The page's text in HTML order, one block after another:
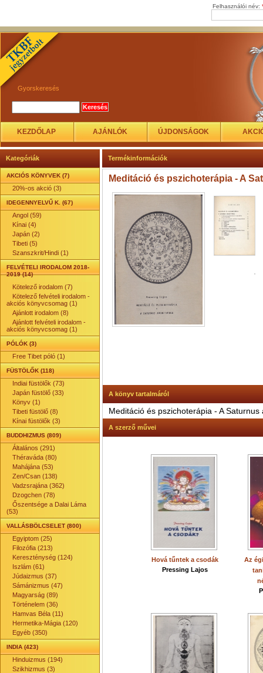
Felhasználói név:
Gyorskeresés
KEZDŐLAP AJÁNLÓK ÚJDONSÁGOK
Kategóriák
AKCIÓS KÖNYVEK (7)
20%-os akció (3)
IDEGENNYELVŰ K. (67)
Angol (59)
Kínai (4)
Japán (2)
Tibeti (5)
Szanszkrit/Hindi (1)
FELVÉTELI IRODALOM 2018-
2019 (14)
Kötelező irodalom (7)
Kötelező felvételi irodalom -
akciós könyvcsomag (1)
Ajánlott irodalom (8)
Ajánlott felvételi irodalom -
akciós könyvcsomag (1)
PÓLÓK (3)
Free Tibet póló (1)
FÜSTÖLŐK (118)
Indiai füstölők (73)
Japán füstölő (33)
Könyv (1)
Tibeti füstölő (8)
Kínai füstölők (3)
BUDDHIZMUS (809)
Általános (291)
Théraváda (80)
Mahájána (53)
Zen/Csan (138)
Vadzsrajána (362)
Dzogchen (78)
Őszentsége a Dalai Láma
(53)
VALLÁSBÖLCSELET (800)
Egyiptom (25)
Filozófia (213)
Kereszténység (124)
Iszlám (61)
Júdaizmus (37)
Sámánizmus (47)
Magyarság (89)
Történelem (36)
Hamvas Béla (11)
Hermetika-Mágia (120)
Egyéb (350)
INDIA (423)
Hinduizmus (194)
Szikhizmus (3)
Termékinformációk
Meditáció és pszichoterápia - A
A könyv tartalmáról
Meditáció és pszichoterápia - A Saturnus
A szerző művei
Hová tűntek a csodák
Pressing Lajos
Az